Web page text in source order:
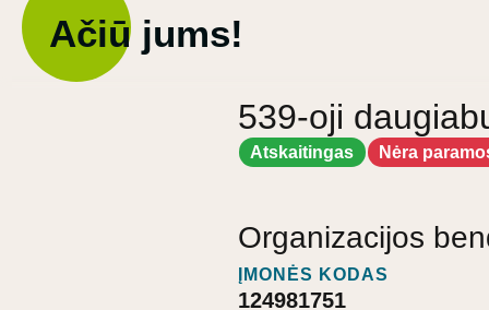
Ačiū jums!
539-oji
Atskaitingas Nėra
Organizacijos
ĮMONĖS KODAS
124981751